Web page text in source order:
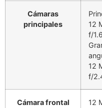
Cámaras
principales
12
f/
12
f/
Cámara frontal
12